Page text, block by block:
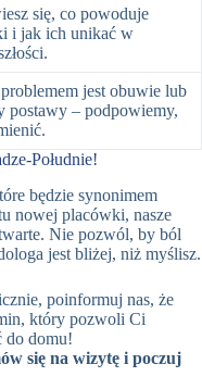
się, co powoduje
i jak ich unikać w
jest obuwie lub
postawy – podpowiemy,
Południe!
będzie synonimem
nowej placówki, nasze
Nie pozwól, by ból
jest bliżej, niż myślisz.
poinformuj nas, że
który pozwoli Ci
do domu!
się na wizytę i poczuj